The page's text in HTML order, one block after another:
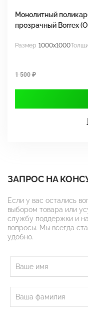
Монолитный
прозрачный Borrex
Размер 1000x1000
1 500 ₽
ЗАПРОС НА
Если у вас остались
выбором товара или
службу поддержки и
вопросы. Мы всегда
удобно.